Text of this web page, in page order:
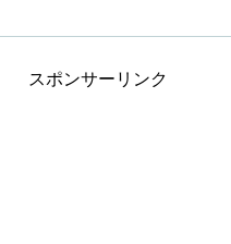
スポンサーリンク